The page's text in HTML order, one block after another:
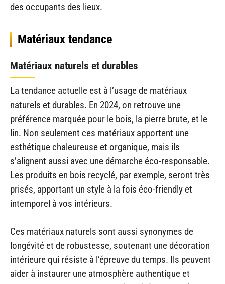
des occupants des lieux.
Matériaux tendance
Matériaux naturels et durables
La tendance actuelle est à l’usage de matériaux
naturels et durables. En 2024, on retrouve une
préférence marquée pour le bois, la pierre brute, et le
lin. Non seulement ces matériaux apportent une
esthétique chaleureuse et organique, mais ils
s’alignent aussi avec une démarche éco-responsable.
Les produits en bois recyclé, par exemple, seront très
prisés, apportant un style à la fois éco-friendly et
intemporel à vos intérieurs.
Ces matériaux naturels sont aussi synonymes de
longévité et de robustesse, soutenant une décoration
intérieure qui résiste à l’épreuve du temps. Ils peuvent
aider à instaurer une atmosphère authentique et